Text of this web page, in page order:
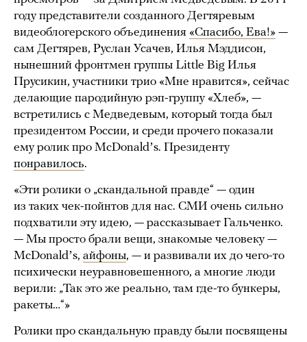
году представители созданного Дегтяревым
видеоблогерского объединения «Спасибо, Ева!» —
сам Дегтярев, Руслан Усачев, Илья Мэддисон,
нынешний фронтмен группы Little Big Илья
Прусикин, участники трио «Мне нравится», сейчас
делающие пародийную рэп-группу «Хлеб», —
встретились с Медведевым, который тогда был
президентом России, и среди прочего показали
ему ролик про McDonaldʼs. Президенту
понравилось.
«Эти ролики о „скандальной правде“ — один
из таких чек-пойнтов для нас. СМИ очень сильно
подхватили эту идею, — рассказывает Гальченко.
— Мы просто брали вещи, знакомые человеку —
McDonaldʼs, айфоны, — и развивали их до чего-то
психически неуравновешенного, а многие люди
верили: „Так это же реально, там где-то бункеры,
ракеты…“»
Ролики про скандальную правду были посвящены